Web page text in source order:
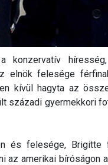
konzervatív
elnök felesége
kívül hagyta az
századi gyermekkori
és felesége, Brigitte
az amerikai bíróságon